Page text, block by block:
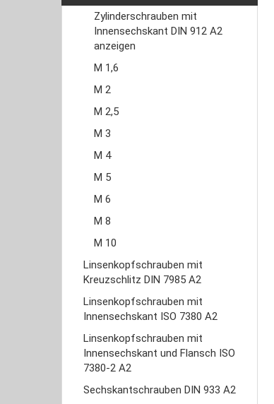
Zylinderschrauben mit
Innensechskant DIN 912 A2
anzeigen
M 1,6
M 2
M 2,5
M 3
M 4
M 5
M 6
M 8
M 10
Linsenkopfschrauben mit
Kreuzschlitz DIN 7985 A2
Linsenkopfschrauben mit
Innensechskant ISO 7380 A2
Linsenkopfschrauben mit
Innensechskant und Flansch ISO
7380-2 A2
Sechskantschrauben DIN 933 A2